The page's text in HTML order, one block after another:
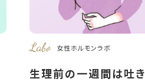
Labo 女性ホルモンラボ
生理前の一週間は吐き